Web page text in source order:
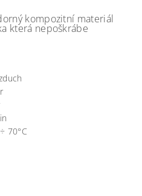
kompozitní materiál
která nepoškrábe
70°C